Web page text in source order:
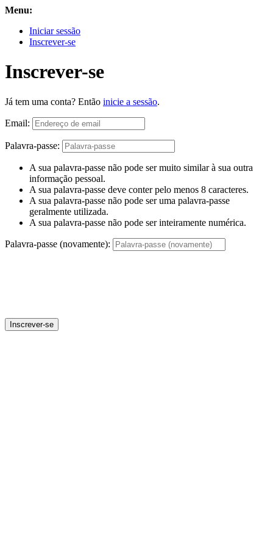
Menu:
Iniciar sessão
Inscrever-se
Inscrever-se
Já tem uma conta? Então inicie a sessão.
Email:
Palavra-passe:
A sua palavra-passe não pode ser muito similar à sua outra
informação pessoal.
A sua palavra-passe deve conter pelo menos 8 caracteres.
A sua palavra-passe não pode ser uma palavra-passe
geralmente utilizada.
A sua palavra-passe não pode ser inteiramente numérica.
Palavra-passe (novamente):
Inscrever-se